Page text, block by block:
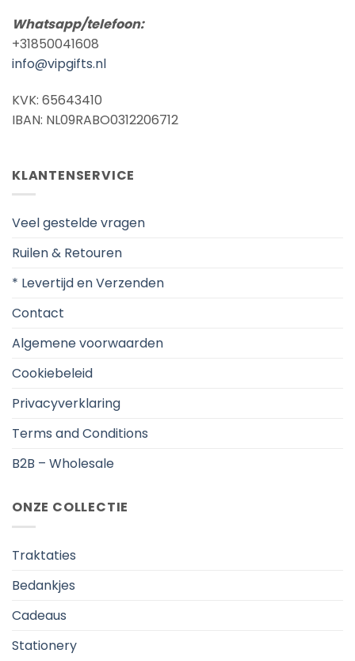
Whatsapp/telefoon:
+31850041608
info@vipgifts.nl
KVK: 65643410
IBAN: NL09RABO0312206712
KLANTENSERVICE
Veel gestelde vragen
Ruilen & Retouren
* Levertijd en Verzenden
Contact
Algemene voorwaarden
Cookiebeleid
Privacyverklaring
Terms and Conditions
B2B – Wholesale
ONZE COLLECTIE
Traktaties
Bedankjes
Cadeaus
Stationery